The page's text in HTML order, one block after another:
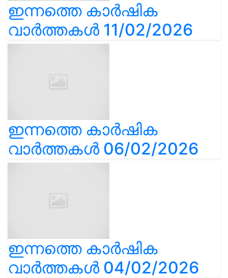
ഇന്നത്തെ കാർഷിക
വാർത്തകൾ 11/02/2026
ഇന്നത്തെ കാർഷിക
വാർത്തകൾ 06/02/2026
ഇന്നത്തെ കാർഷിക
വാർത്തകൾ 04/02/2026